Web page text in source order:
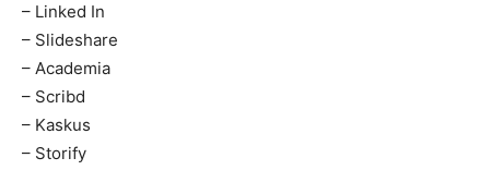
– Linked In
– Slideshare
– Academia
– Scribd
– Kaskus
– Storify